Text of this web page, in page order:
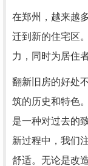
在郑州，越来越
迁到新的住宅区
力，同时为居住
翻新旧房的好处
筑的历史和特色
是一种对过去的
新过程中，我们
舒适。无论是改